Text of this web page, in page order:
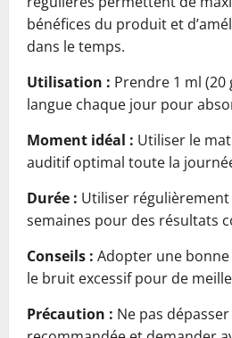
bénéfices du produit et
dans le temps.
Utilisation : Prendre 1 ml (20
langue chaque jour pour
Moment idéal : Utiliser le
auditif optimal toute la
Durée : Utiliser
semaines pour des résultats
Conseils : Adopter une
le bruit excessif pour de
Précaution : Ne pas